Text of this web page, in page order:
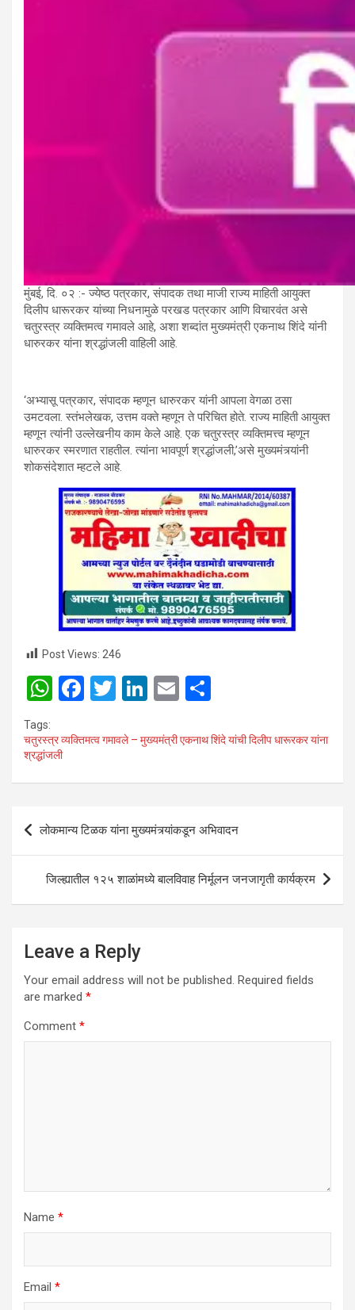
मुंबई, दि. ०२ :- ज्येष्ठ पत्रकार, संपादक तथा माजी राज्य माहिती आयुक्त
दिलीप धारूरकर यांच्या निधनामुळे परखड पत्रकार आणि विचारवंत असे
चतुरस्त्र व्यक्तिमत्व गमावले आहे, अशा शब्दांत मुख्यमंत्री एकनाथ शिंदे यांनी
धारुरकर यांना श्रद्धांजली वाहिली आहे.
‘अभ्यासू पत्रकार, संपादक म्हणून धारुरकर यांनी आपला वेगळा ठसा
उमटवला. स्तंभलेखक, उत्तम वक्ते म्हणून ते परिचित होते. राज्य माहिती आयुक्त
म्हणून त्यांनी उल्लेखनीय काम केले आहे. एक चतुरस्त्र व्यक्तिमत्त्व म्हणून
धारुरकर स्मरणात राहतील. त्यांना भावपूर्ण श्रद्धांजली,’असे मुख्यमंत्र्यांनी
शोकसंदेशात म्हटले आहे.
Post Views: 246
W
at
s
A
p
F
ce
o
k
T
tt
Li
ke
n
E
ail ar
Tags:
चतुरस्त्र व्यक्तिमत्व गमावले – मुख्यमंत्री एकनाथ शिंदे यांची दिलीप धारूरकर यांना
श्रद्धांजली
Post
navigation
लोकमान्य टिळक यांना मुख्यमंत्र्यांकडून अभिवादन
जिल्ह्यातील १२५ शाळांमध्ये बालविवाह निर्मूलन जनजागृती कार्यक्रम
Leave a Reply
Your email address will not be published. Required fields
are marked *
Comment *
Name *
Email *